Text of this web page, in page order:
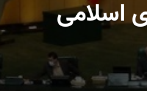
اسلامی‌